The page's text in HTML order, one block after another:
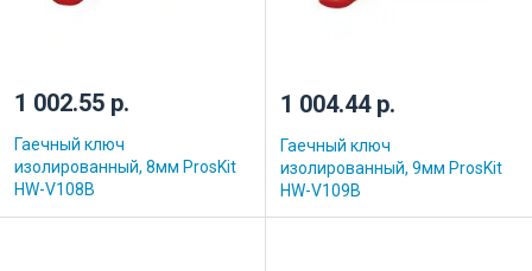
1 002.55 р.
Гаечный ключ
изолированный, 8мм ProsKit
HW-V108B
1 004.44 р.
Гаечный ключ
изолированный, 9мм ProsKit
HW-V109B